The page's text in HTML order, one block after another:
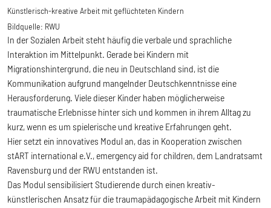
Künstlerisch-kreative Arbeit mit geflüchteten Kindern
Bildquelle: RWU
In der Sozialen Arbeit steht häufig die verbale und sprachliche
Interaktion im Mittelpunkt. Gerade bei Kindern mit
Migrationshintergrund, die neu in Deutschland sind, ist die
Kommunikation aufgrund mangelnder Deutschkenntnisse eine
Herausforderung. Viele dieser Kinder haben möglicherweise
traumatische Erlebnisse hinter sich und kommen in ihrem Alltag zu
kurz, wenn es um spielerische und kreative Erfahrungen geht.
Hier setzt ein innovatives Modul an, das in Kooperation zwischen
stART international e.V., emergency aid for children, dem Landratsamt
Ravensburg und der RWU entstanden ist.
Das Modul sensibilisiert Studierende durch einen kreativ-
künstlerischen Ansatz für die traumapädagogische Arbeit mit Kindern